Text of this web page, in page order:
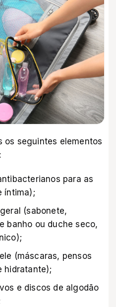
os seguintes elementos
para as
íntima);
(sabonete,
banho ou duche seco,
(máscaras, pensos
hidratante);
e discos de algodão